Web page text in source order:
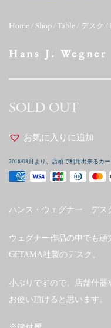
Home / Shop / Table / デスク /
Hans J. Wegner
SOLD OUT
お気に入りに追加
2018/08月より、店頭で利用出来るカ
ハンス・ウェグナー デス
ウェグナー作品の中でも
GETAMA社製のデスク。
小ぶりですので、店舗什器
お使い頂けると思います。